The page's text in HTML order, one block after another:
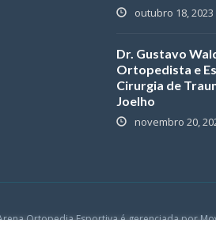
outubro 18, 2023
Dr. Gustavo
Ortopedista e
Cirurgia de
Joelho
novembro 20,
Ortopedia Esportiva é gerenciada por